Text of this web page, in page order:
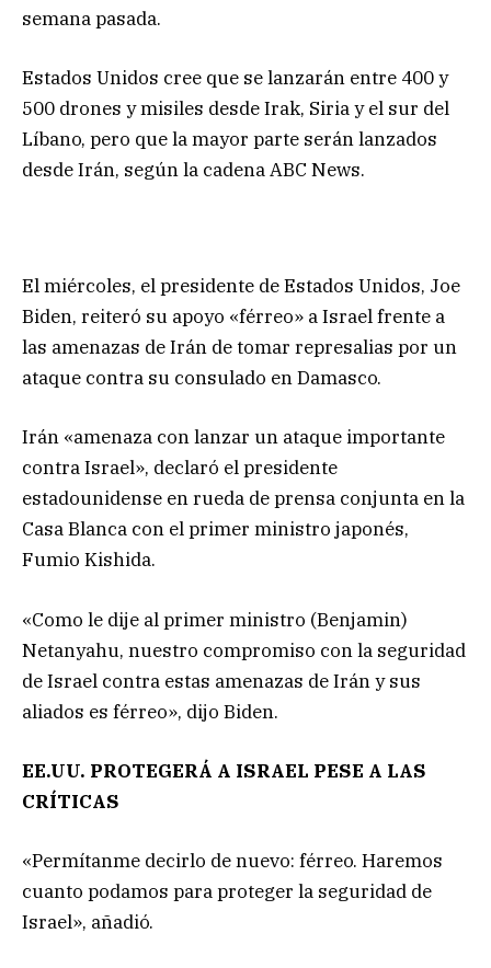
semana pasada.
Estados Unidos cree que se lanzarán entre 400 y
500 drones y misiles desde Irak, Siria y el sur del
Líbano, pero que la mayor parte serán lanzados
desde Irán, según la cadena ABC News.
El miércoles, el presidente de Estados Unidos, Joe
Biden, reiteró su apoyo «férreo» a Israel frente a
las amenazas de Irán de tomar represalias por un
ataque contra su consulado en Damasco.
Irán «amenaza con lanzar un ataque importante
contra Israel», declaró el presidente
estadounidense en rueda de prensa conjunta en la
Casa Blanca con el primer ministro japonés,
Fumio Kishida.
«Como le dije al primer ministro (Benjamin)
Netanyahu, nuestro compromiso con la seguridad
de Israel contra estas amenazas de Irán y sus
aliados es férreo», dijo Biden.
EE.UU. PROTEGERÁ A ISRAEL PESE A LAS
CRÍTICAS
«Permítanme decirlo de nuevo: férreo. Haremos
cuanto podamos para proteger la seguridad de
Israel», añadió.